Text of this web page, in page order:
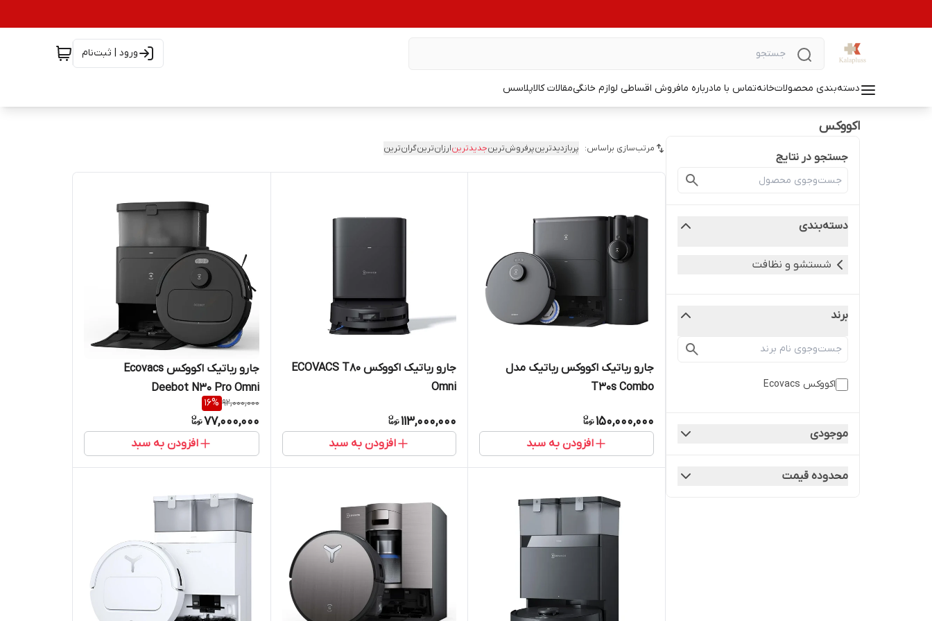
ورود | ثبت‌نام
دسته‌بندی محصولاتخانهتماس با مادرباره مافروش اقساطی لوازم خانگیمقالات کالاپلاسس
اکووکس
جستجو در نتایج
دسته‌بندی
شستشو و نظافت
برند
اکووکس Ecovacs
موجودی
محدوده قیمت
مرتب‌سازی براساس: پربازدیدترینپرفروش‌ترینجدیدترینارزان‌ترینگران‌ترین
جارو رباتیک اکووکس رباتیک مدل
T30s Combo
150,000,000
افزودن به سبد
جارو رباتیک اکووکس ECOVACS T80
Omni
113,000,000
افزودن به سبد
جارو رباتیک اکووکس Ecovacs
Deebot N30 Pro Omni
92,000,000
16%
77,000,000
افزودن به سبد